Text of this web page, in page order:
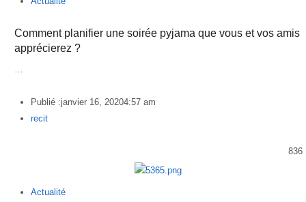
Comment planifier une soirée pyjama que vous et vos amis
apprécierez ?
Publié :janvier 16, 20204:57 am
Author
recit
836
Actualité